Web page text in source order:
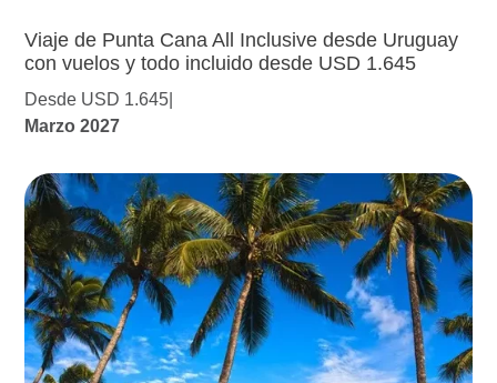
Viaje de Punta Cana All Inclusive desde Uruguay
con vuelos y todo incluido desde USD 1.645
Desde USD 1.645
Marzo 2027